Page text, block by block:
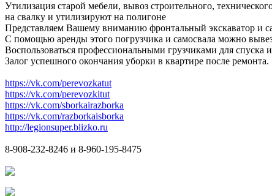
Утилизация старой мебели, вывоз строительного,
на свалку и утилизируют на полигоне
Представляем Вашему вниманию фронтальный экскаватор и
С помощью аренды этого погрузчика и самосвала можно
Воспользоваться профессиональными грузчиками для спуска
Залог успешного окончания уборки в квартире после ремонта.
https://vk.com/perevozkatut
https://vk.com/perevozkitut
https://vk.com/sborkairazborka
https://vk.com/razborkaisborka
http://legionsuper.blizko.ru
8-908-232-8246 и 8-960-195-8475